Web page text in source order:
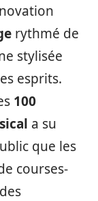
rythmé de
stylisée
esprits.
100
a su
que les
courses-